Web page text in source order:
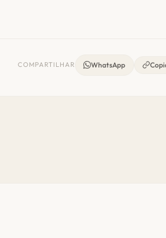
COMPARTILHAR WhatsApp